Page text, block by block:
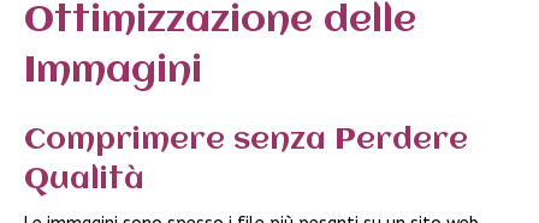
Ottimizzazione delle
Immagini
Comprimere senza Perdere
Qualità